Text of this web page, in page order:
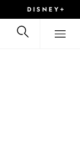
DISNEY+